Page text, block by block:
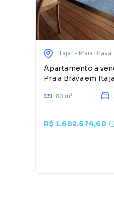
Itajaí - Praia Brava
Apartamento à
Praia Brava em
80 m²
R$ 1.682.574,60